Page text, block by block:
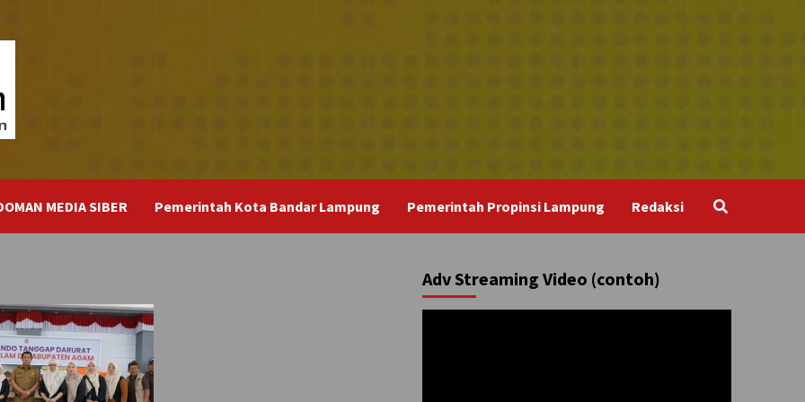
MEDIA SIBER Pemerintah Kota Bandar Lampung Pemerintah Propinsi Lampung Redaksi
Adv Streaming Video (contoh)